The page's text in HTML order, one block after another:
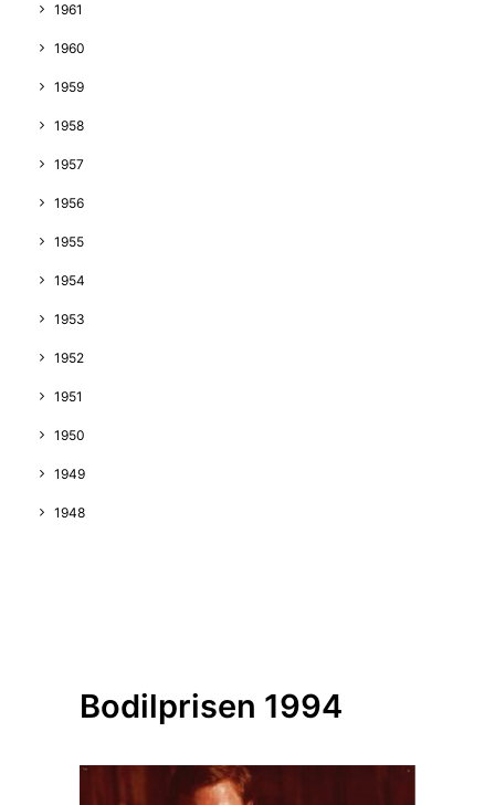
1961
1960
1959
1958
1957
1956
1955
1954
1953
1952
1951
1950
1949
1948
Bodilprisen 1994